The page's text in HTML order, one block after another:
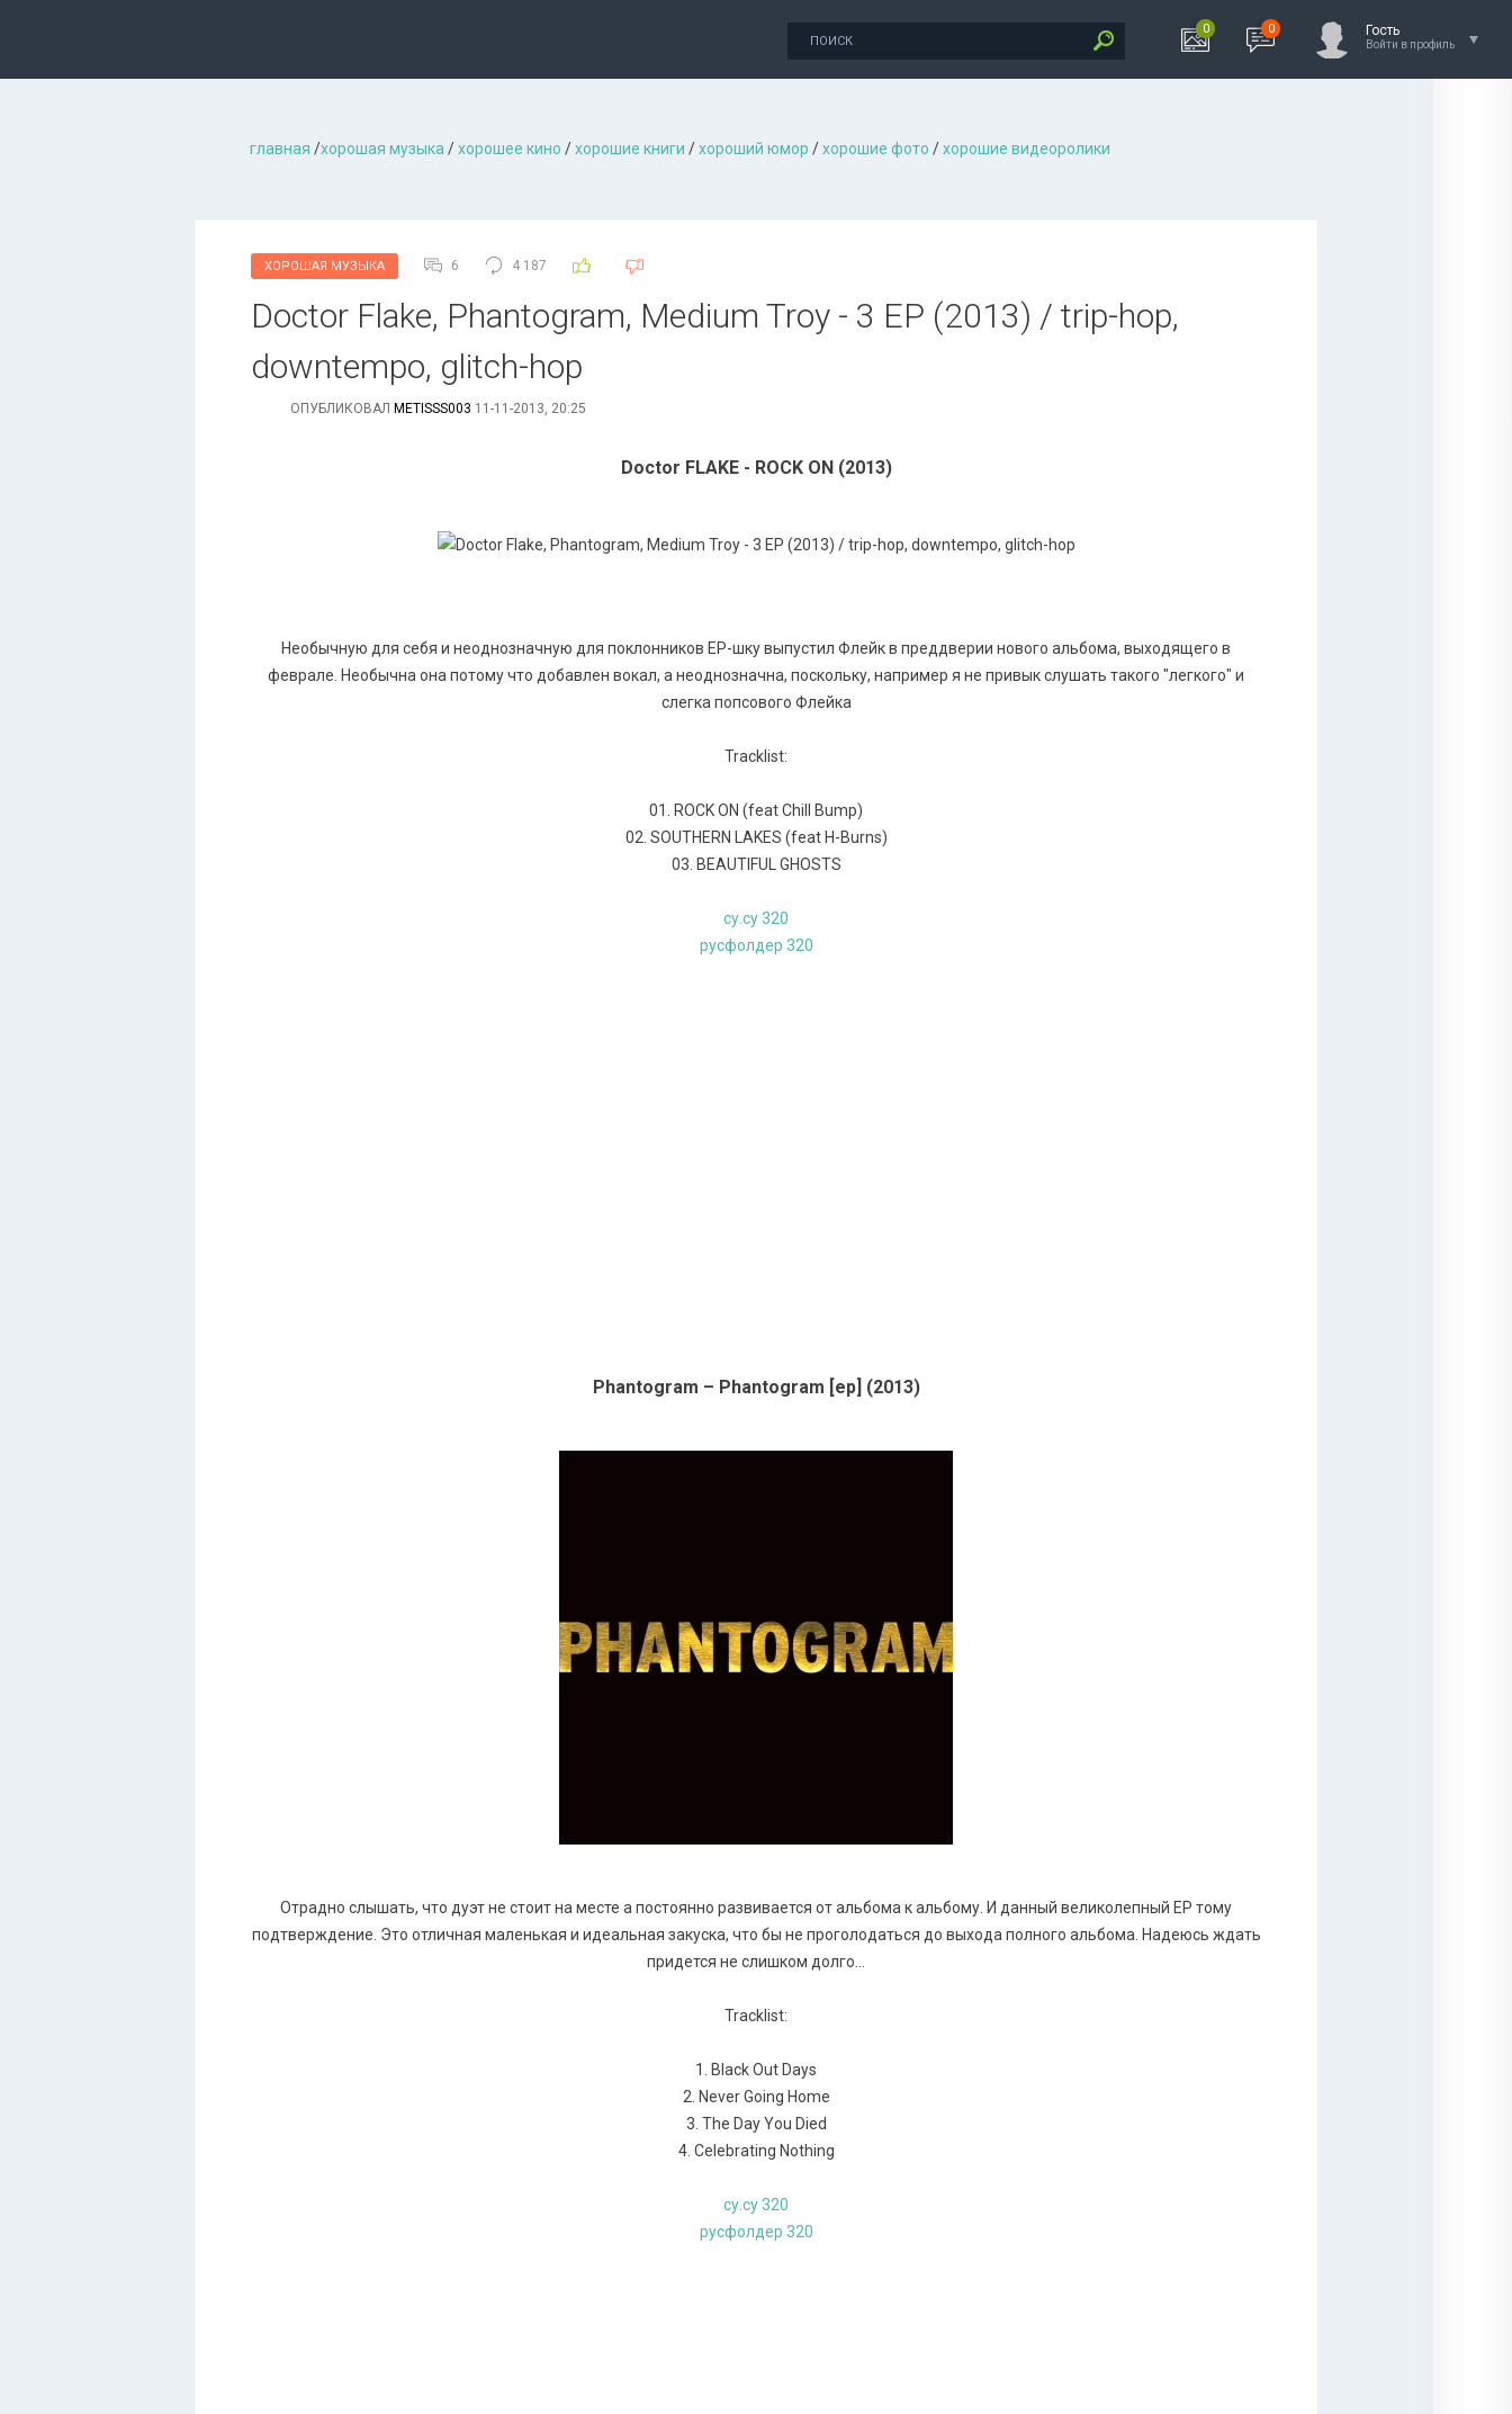
0 0 Гость
Войти в профиль
главная /хорошая музыкa /хорошее кино /хорошие книги /хороший юмор /хорошие фото /хорошие видеоролики
ХОРОШАЯ МУЗЫКА 6 4 187
Doctor Flake, Phantogram, Medium Troy - 3 EP (2013) / trip-hop,
downtempo, glitch-hop
ОПУБЛИКОВАЛ METISSS003 11-11-2013, 20:25
Doctor FLAKE - ROCK ON (2013)
Необычную для себя и неоднозначную для поклонников ЕР-шку выпустил Флейк в преддверии нового альбома, выходящего в
феврале. Необычна она потому что добавлен вокал, а неоднозначна, поскольку, например я не привык слушать такого "легкого" и
слегка попсового Флейка
Tracklist:
01. ROCK ON (feat Chill Bump)
02. SOUTHERN LAKES (feat H-Burns)
03. BEAUTIFUL GHOSTS
су.су 320
русфолдер 320
Phantogram – Phantogram [ep] (2013)
Отрадно слышать, что дуэт не стоит на месте а постоянно развивается от альбома к альбому. И данный великолепный ЕР тому
подтверждение. Это отличная маленькая и идеальная закуска, что бы не проголодаться до выхода полного альбома. Надеюсь ждать
придется не слишком долго...
Tracklist:
1. Black Out Days
2. Never Going Home
3. The Day You Died
4. Celebrating Nothing
су.су 320
русфолдер 320